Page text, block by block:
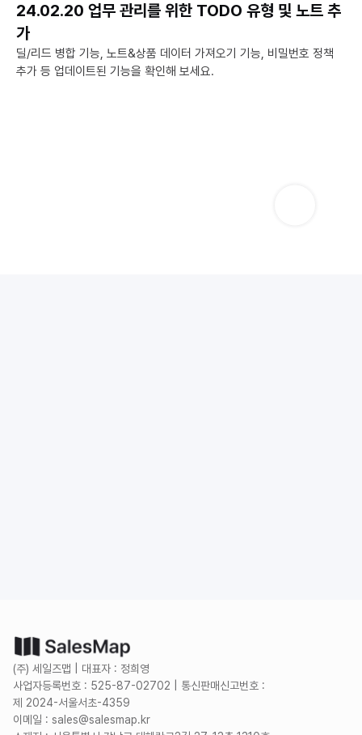
24.02.20 업무 관리를 위한 TODO 유형 및 노트 추
가
딜/리드 병합 기능, 노트&상품 데이터 가져오기 기능, 비밀번호 정책
추가 등 업데이트된 기능을 확인해 보세요.
(주) 세일즈맵 | 대표자 : 정희영
사업자등록번호 : 525-87-02702 | 통신판매신고번호 :
제 2024-서울서초-4359
이메일 : sales@salesmap.kr